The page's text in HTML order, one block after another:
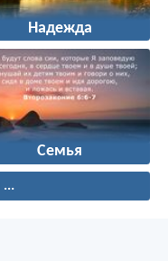
Надежда
Семья
...